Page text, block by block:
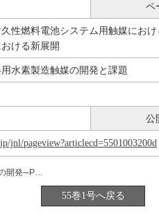
ペ
性燃料電池システム用触媒にお
ける新展開
水素製造触媒の開発と課題
公
jnl/pageview?articlecd=5501003200d
家庭用燃料電池向け水素製造触媒の開発─PROX反応の解析と触媒設計─
55巻1号へ戻る